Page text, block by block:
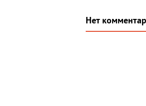
Нет